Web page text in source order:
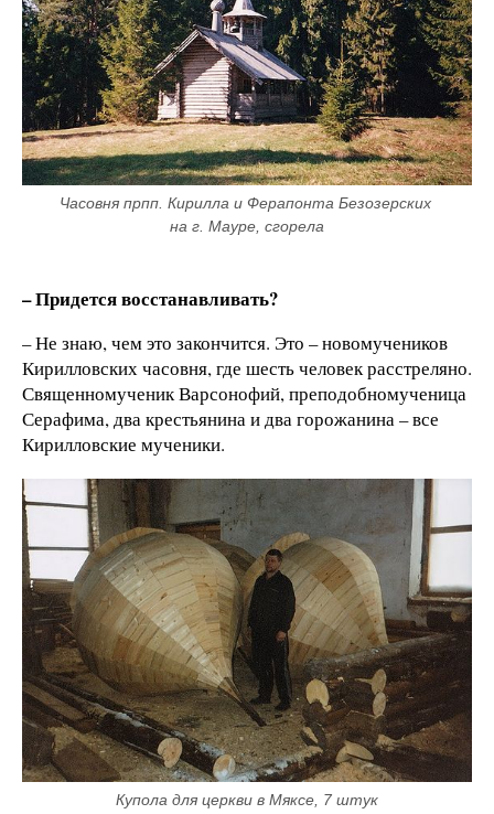
Часовня прпп. Кирилла и Ферапонта Безозерских
на г. Мауре, сгорела
– Придется восстанавливать?
– Не знаю, чем это закончится. Это – новомучеников
Кирилловских часовня, где шесть человек расстреляно.
Священномученик Варсонофий, преподобномученица
Серафима, два крестьянина и два горожанина – все
Кирилловские мученики.
Купола для церкви в Мяксе, 7 штук